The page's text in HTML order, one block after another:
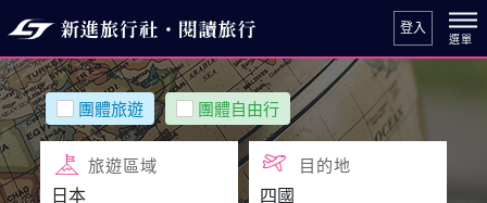
登入
團體旅遊 團體自由行
旅遊區域 目的地